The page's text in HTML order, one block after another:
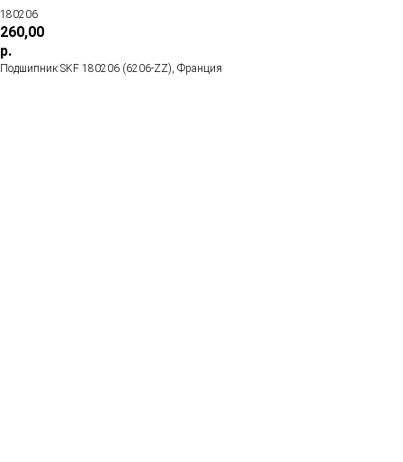
180206
260,00
р.
Подшипник SKF 180206 (6206-ZZ), Франция